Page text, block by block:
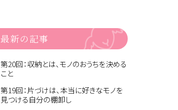
最新の記事
第20回：収納とは、モノのおうちを決める
こと
第19回：片づけは、本当に好きなモノを
見つける自分の棚卸し